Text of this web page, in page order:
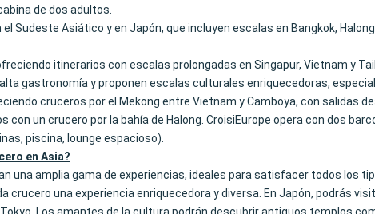
de dos adultos.
Sudeste Asiático y en Japón, que incluyen escalas en Bangkok,
itinerarios con escalas prolongadas en Singapur, Vietnam y
gastronomía y proponen escalas culturales enriquecedoras,
cruceros por el Mekong entre Vietnam y Camboya, con salidas
un crucero por la bahía de Halong. CroisiEurope opera con dos
piscina, lounge espacioso).
en Asia?
una amplia gama de experiencias, ideales para satisfacer todos los
crucero una experiencia enriquecedora y diversa. En Japón, podrás